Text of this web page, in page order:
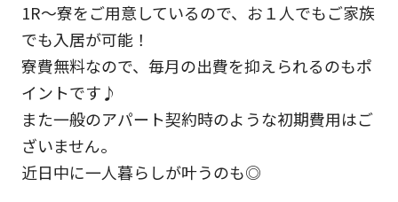
1R～寮をご用意しているので、お１人でもご家族
でも入居が可能！
寮費無料なので、毎月の出費を抑えられるのもポ
イントです♪
また一般のアパート契約時のような初期費用はご
ざいません。
近日中に一人暮らしが叶うのも◎